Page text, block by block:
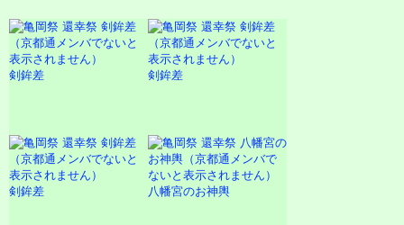
剣鉾差 剣鉾差
剣鉾差 八幡宮のお神輿